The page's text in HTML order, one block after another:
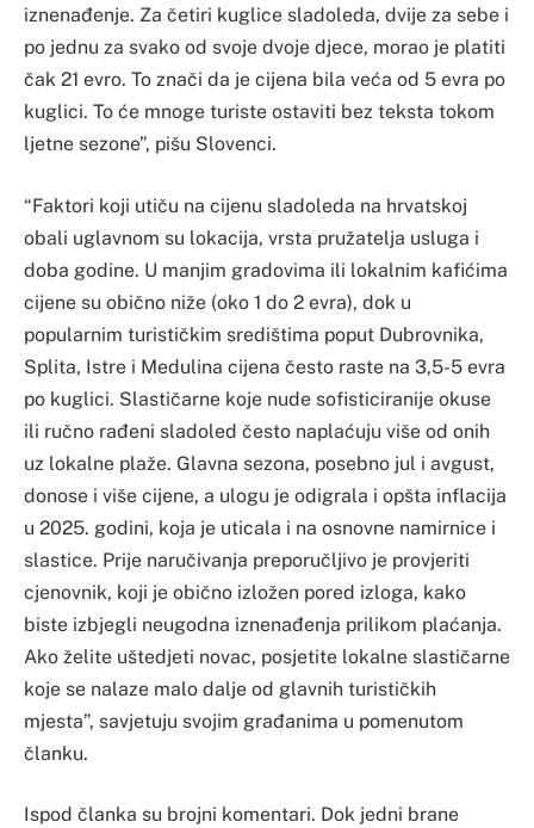
iznenađenje. Za četiri kuglice sladoleda, dvije za sebe i
po jednu za svako od svoje dvoje djece, morao je platiti
čak 21 evro. To znači da je cijena bila veća od 5 evra po
kuglici. To će mnoge turiste ostaviti bez teksta tokom
ljetne sezone”, pišu Slovenci.
“Faktori koji utiču na cijenu sladoleda na hrvatskoj
obali uglavnom su lokacija, vrsta pružatelja usluga i
doba godine. U manjim gradovima ili lokalnim kafićima
cijene su obično niže (oko 1 do 2 evra), dok u
popularnim turističkim središtima poput Dubrovnika,
Splita, Istre i Medulina cijena često raste na 3,5-5 evra
po kuglici. Slastičarne koje nude sofisticiranije okuse
ili ručno rađeni sladoled često naplaćuju više od onih
uz lokalne plaže. Glavna sezona, posebno jul i avgust,
donose i više cijene, a ulogu je odigrala i opšta inflacija
u 2025. godini, koja je uticala i na osnovne namirnice i
slastice. Prije naručivanja preporučljivo je provjeriti
cjenovnik, koji je obično izložen pored izloga, kako
biste izbjegli neugodna iznenađenja prilikom plaćanja.
Ako želite uštedjeti novac, posjetite lokalne slastičarne
koje se nalaze malo dalje od glavnih turističkih
mjesta”, savjetuju svojim građanima u pomenutom
članku.
Ispod članka su brojni komentari. Dok jedni brane